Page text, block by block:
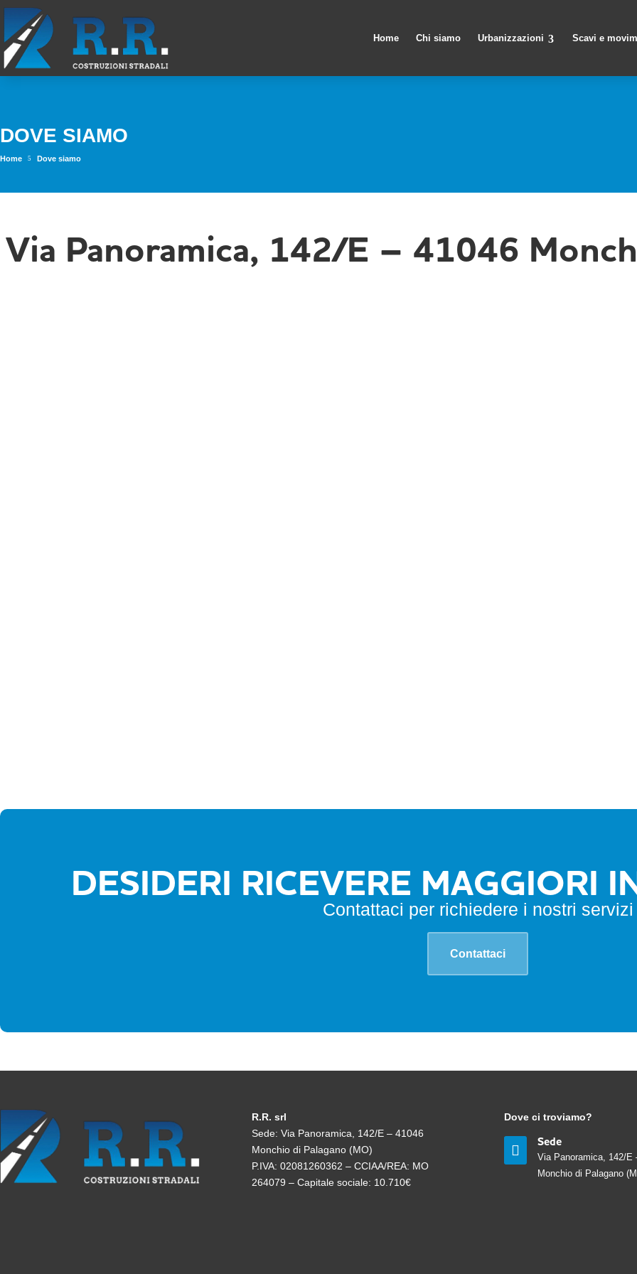
Home Chi siamo Urbanizzazioni Scavi e
DOVE SIAMO
Home 5 Dove siamo
Via Panoramica, 142/E – 41046
DESIDERI RICEVERE MAGGIORI
Contattaci per richiedere i nostri servizi
Contattaci
R.R. srl
Sede: Via Panoramica, 142/E – 41046
Monchio di Palagano (MO)
P.IVA: 02081260362 – CCIAA/REA: MO
264079 – Capitale sociale: 10.710€
Dove ci troviamo?

Sede
Via Panoramica, 142/E
Monchio di Palagano